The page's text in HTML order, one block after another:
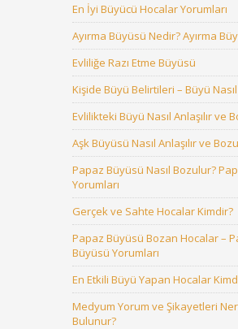
En İyi Büyücü Hocalar Yorumları
Ayırma Büyüsü Nedir? Ayırma
Evliliğe Razı Etme Büyüsü
Kişide Büyü Belirtileri – Büyü
Evlilikteki Büyü Nasıl Anlaşılır ve
Aşk Büyüsü Nasıl Anlaşılır ve
Papaz Büyüsü Nasıl Bozulur?
Yorumları
Gerçek ve Sahte Hocalar Kimdir?
Papaz Büyüsü Bozan Hocalar –
Büyüsü Yorumları
En Etkili Büyü Yapan Hocalar
Medyum Yorum ve Şikayetleri
Bulunur?